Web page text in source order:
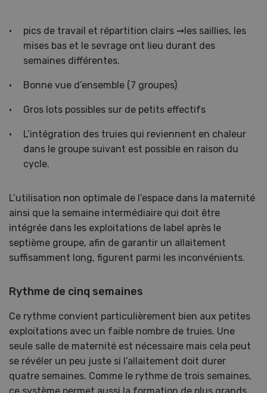
pics de travail et répartition clairs ➞les saillies, les
mises bas et le sevrage ont lieu durant des
semaines différentes.
Bonne vue d’ensemble (7 groupes)
Gros lots possibles sur de petits effectifs
L’intégration des truies qui reviennent en chaleur
dans le groupe suivant est possible en raison du
cycle.
L’utilisation non optimale de l’espace dans la maternité
ainsi que la semaine intermédiaire qui doit être
intégrée dans les exploitations de label après le
septième groupe, afin de garantir un allaitement
suffisamment long, figurent parmi les inconvénients.
Rythme de cinq semaines
Ce rythme convient particulièrement bien aux petites
exploitations avec un faible nombre de truies. Une
seule salle de maternité est nécessaire mais cela peut
se révéler un peu juste si l’allaitement doit durer
quatre semaines. Comme le rythme de trois semaines,
ce système permet aussi la formation de plus grands